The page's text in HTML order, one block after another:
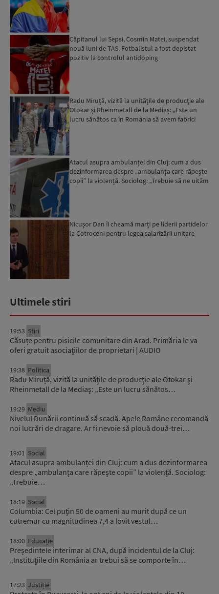
Căpitanul lui Sepsi, Cosmin Matei, suspendat
nouă luni de TAS. Fotbalistul a fost depistat
pozitiv la controlul antidoping
Radu Miruță, vizită la unităţile de producţie ale
Otokar şi Rheinmetall de la Mediaș: „Este un
lucru sănătos ca în România să avem fabrici
Atacul asupra ambulanței din Cluj: cum a dus
dezinformarea despre „ambulanța care răpește
copii” la violență. Sociolog: „Trebuie să ne uităm
Nicușor Dan îi cheamă marți pe liderii partidelor
la Cotroceni pentru legea salarizării unitare
Ultimele stiri
19:53 Știri
Căsuțe pentru pisicile comunitare din Arad. Primăria le va
oferi gratuit asociațiilor de proprietari | AUDIO
19:38 Politica
Radu Miruță, vizită la unităţile de producţie ale Otokar şi
Rheinmetall de la Mediaș: „Este un lucru sănătos…
19:29 Mediu
Nivelul Dunării continuă să scadă. Apele Române recomandă
noi lucrări de dragare. Ar fi nevoie să plouă două-trei…
19:01 Social
Atacul asupra ambulanței din Cluj: cum a dus dezinformarea
despre „ambulanța care răpește copii” la violență. Sociolog:
„Trebuie…
18:19 Social
Columbia: Cel puțin 50 de oameni au murit după ce un
cutremur cu magnitudinea 7,4 a lovit vestul…
18:00 Educație
Președintele interimar al CNA, după incidentul de la Cluj:
„Instituțiile din România ar trebui să se comporte în…
17:23 Justiție